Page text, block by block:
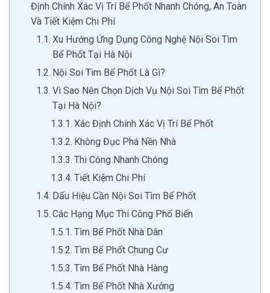
Định Chính Xác Vị Trí Bể Phốt Nhanh Chóng, An Toàn
Và Tiết Kiệm Chi Phí
Xu Hướng Ứng Dụng Công Nghệ Nội Soi Tìm
Bể Phốt Tại Hà Nội
Nội Soi Tìm Bể Phốt Là Gì?
Vì Sao Nên Chọn Dịch Vụ Nội Soi Tìm Bể Phốt
Tại Hà Nội?
Xác Định Chính Xác Vị Trí Bể Phốt
Không Đục Phá Nền Nhà
Thi Công Nhanh Chóng
Tiết Kiệm Chi Phí
Dấu Hiệu Cần Nội Soi Tìm Bể Phốt
Các Hạng Mục Thi Công Phổ Biến
Tìm Bể Phốt Nhà Dân
Tìm Bể Phốt Chung Cư
Tìm Bể Phốt Nhà Hàng
Tìm Bể Phốt Nhà Xưởng